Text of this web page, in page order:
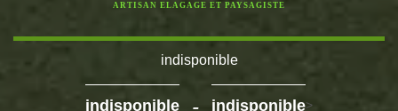
ARTISAN ELAGAGE ET PAYSAGISTE
indisponible
indisponible - indisponible>